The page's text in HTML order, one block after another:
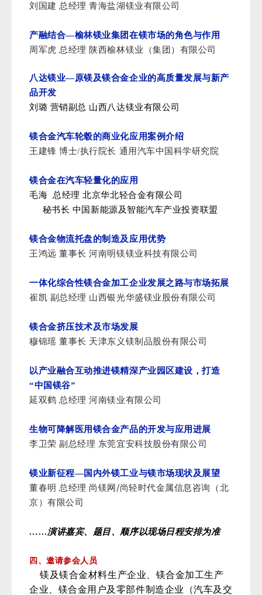
刘国建 总经理 青海盐湖镁业有限公司
产融结合—榆林镁业集团在镁市场的角色与作用
周军虎 总经理 陕西榆林镁业（集团）有限公司
八达镁业—原镁及镁合金企业的高质量发展与新产
品开发
刘璐 营销副总 山西八达镁业有限公司
镁合金汽车轮毂的商业化应用案例介绍
王建锋 博士/执行院长 通用汽车中国科学研究院
镁合金在汽车轻量化的应用
毛海 总经理 北京华北轻合金有限公司
秘书长 中国新能源及智能汽车产业投资联盟
镁合金物流托盘的制造及应用优势
王鸿远 董事长 河南明镁镁业科技有限公司
一体化综合性镁合金加工企业发展之路与市场拓展
崔凯 副总经理 山西银光华盛镁业股份有限公司
镁合金挤压技术及市场发展
穆锦瑶 董事长 天津东义镁制品股份有限公司
以产业融合互动推进镁精深产业园区建设，打造
“中国镁谷”
延双鹤 总经理 河南镁业有限公司
生物可降解医用镁合金产品的开发与应用进展
李卫荣 副总经理 东莞宜安科技股份有限公司
镁业新征程—国内外镁工业与镁市场现状及展望
董春明 总经理 尚镁网/尚轻时代金属信息咨询（北
京）有限公司
……演讲嘉宾、题目、顺序以现场日程安排为准
四、邀请参会人员
镁及镁合金材料生产企业、镁合金加工生产
企业、镁合金用户及零部件制造企业（汽车及交